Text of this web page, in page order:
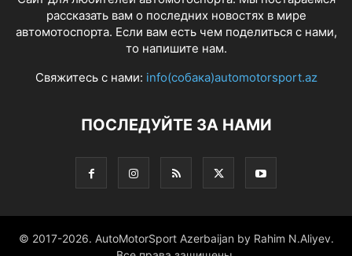
рассказать вам о последних новостях в мире
автомотоспорта. Если вам есть чем поделиться с нами,
то напишите нам.
Свяжитесь с нами: info(собака)automotorsport.az
ПОСЛЕДУЙТЕ ЗА НАМИ
© 2017-2026. AutoMotorSport Azerbaijan by Rahim N.Aliyev.